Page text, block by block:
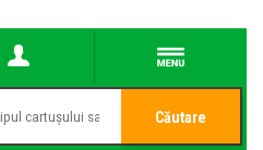
Căutare